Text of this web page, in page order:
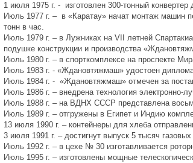
1 июля 1975 г. - изготовлен 300-тонный конвертер
Июль 1977 г. – в «Каратау» начат монтаж машин
тонн в час.
Июль 1979 г. – в Лужниках на VII летней
подушке конструкции и производства
Июль 1980 г. – в спорткомплексе на проспекте
Июль 1983 г. - «Ждановтяжмаш» удостоен
Июль 1984 г. - «Ждановтяжмаш» отмечен за
Июль 1986 г. – внедрена технология электронно-
Июль 1988 г. – на ВДНХ СССР представлена
Июль 1989 г. – отгружены в Египет и Индию
13 июля 1990 г. – контейнеры для хлеба
3 июля 1991 г. – достигнут выпуск 5 тысяч
Июль 1992 г. – в цехе № 30 изготавливается
Июль 1995 г. – изготовлены мощные